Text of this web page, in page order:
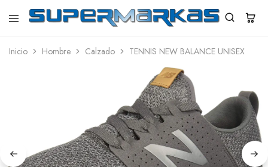
SuperMarkas
Ropa
con
Inicio Hombre Calzado TENNIS NEW BALANCE UNISEX